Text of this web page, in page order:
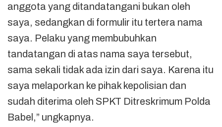
anggota yang ditandatangani bukan oleh
saya, sedangkan di formulir itu tertera nama
saya. Pelaku yang membubuhkan
tandatangan di atas nama saya tersebut,
sama sekali tidak ada izin dari saya. Karena itu
saya melaporkan ke pihak kepolisian dan
sudah diterima oleh SPKT Ditreskrimum Polda
Babel,” ungkapnya.